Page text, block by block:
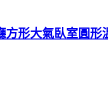
方形大氣臥室圓形